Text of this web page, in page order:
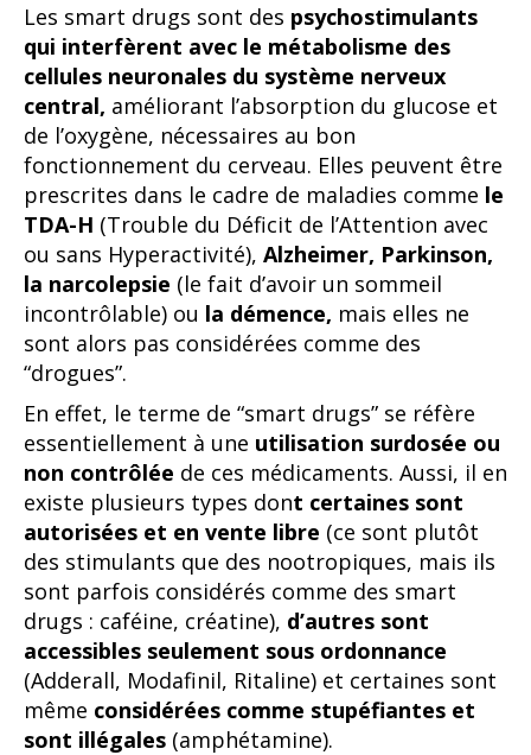
Les smart drugs sont des psychostimulants
qui interfèrent avec le métabolisme des
cellules neuronales du système nerveux
central, améliorant l’absorption du glucose et
de l’oxygène, nécessaires au bon
fonctionnement du cerveau. Elles peuvent être
prescrites dans le cadre de maladies comme le
TDA-H (Trouble du Déficit de l’Attention avec
ou sans Hyperactivité), Alzheimer, Parkinson,
la narcolepsie (le fait d’avoir un sommeil
incontrôlable) ou la démence, mais elles ne
sont alors pas considérées comme des
“drogues”.
En effet, le terme de “smart drugs” se réfère
essentiellement à une utilisation surdosée ou
non contrôlée de ces médicaments. Aussi, il en
existe plusieurs types dont certaines sont
autorisées et en vente libre (ce sont plutôt
des stimulants que des nootropiques, mais ils
sont parfois considérés comme des smart
drugs : caféine, créatine), d’autres sont
accessibles seulement sous ordonnance
(Adderall, Modafinil, Ritaline) et certaines sont
même considérées comme stupéfiantes et
sont illégales (amphétamine).